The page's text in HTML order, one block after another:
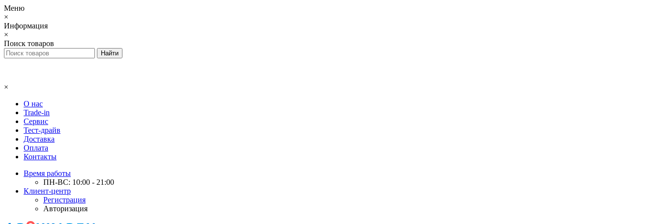
Меню
×
Информация
×
Поиск товаров
×
О нас
Trade-in
Сервис
Тест-драйв
Доставка
Оплата
Контакты
Время работы
ПН-ВС: 10:00 - 21:00
Клиент-центр
Регистрация
Авторизация